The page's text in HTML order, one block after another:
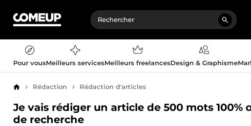
Pour vousMeilleurs servicesMeilleurs freelancesDesign & Graphisme
AccueilRédaction Rédaction d'articles
Je vais rédiger un article de 500 mots
de recherche